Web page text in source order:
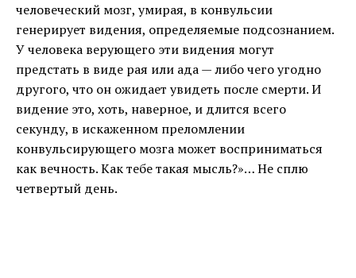
человеческий мозг, умирая, в конвульсии
генерирует видения, определяемые подсознанием.
У человека верующего эти видения могут
предстать в виде рая или ада — либо чего угодно
другого, что он ожидает увидеть после смерти. И
видение это, хоть, наверное, и длится всего
секунду, в искаженном преломлении
конвульсирующего мозга может восприниматься
как вечность. Как тебе такая мысль?»… Не сплю
четвертый день.